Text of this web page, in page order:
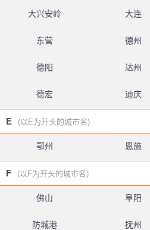
大兴安岭 大连
东营 德州
德阳 达州
德宏 迪庆
E (以E为开头的城市名)
鄂州 恩施
F (以F为开头的城市名)
佛山 阜阳
防城港 抚州